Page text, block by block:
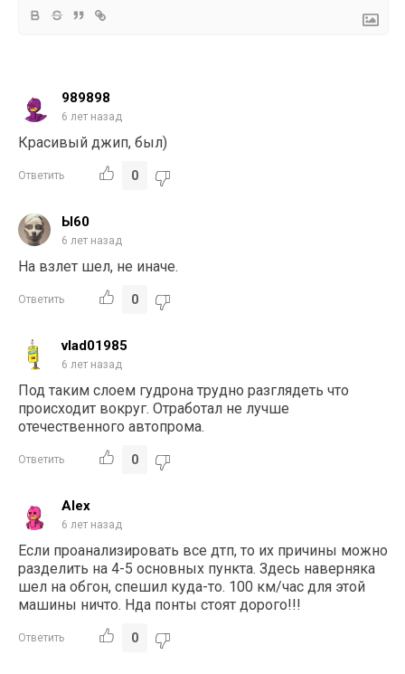
989898
6 лет назад
Красивый джип, был)
Ответить 0
Ы60
6 лет назад
На взлет шел, не иначе.
Ответить 0
vlad01985
6 лет назад
Под таким слоем гудрона трудно разглядеть что
происходит вокруг. Отработал не лучше
отечественного автопрома.
Ответить 0
Alex
6 лет назад
Если проанализировать все дтп, то их причины можно
разделить на 4-5 основных пункта. Здесь наверняка
шел на обгон, спешил куда-то. 100 км/час для этой
машины ничто. Нда понты стоят дорого!!!
Ответить 0